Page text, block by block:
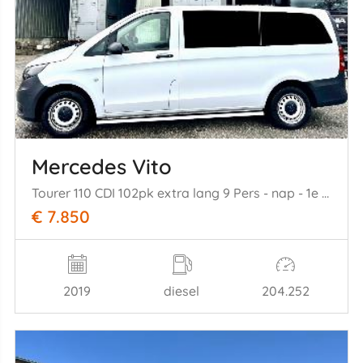
Mercedes Vito
Tourer 110 CDI 102pk extra lang 9 Pers - nap - 1e eig - airco - cruise - getint glas - privacy glass - side bars
€ 7.850
2019 diesel 204.252